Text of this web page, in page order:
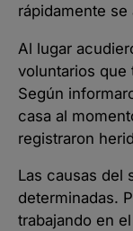
rápidamente
Al lugar
voluntarios que
Según
casa al
registraron
Las causas del
determinadas.
trabajando en